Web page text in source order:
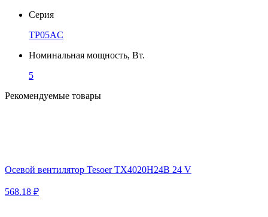
Серия
TP05AC
Номинальная мощность, Вт.
5
Рекомендуемые товары
Осевой вентилятор Tesoer TX4020H24B 24 V
568.18 ₽